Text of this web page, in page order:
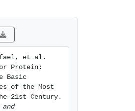
Rafael, et al.
Protein:
Basic
of the Most